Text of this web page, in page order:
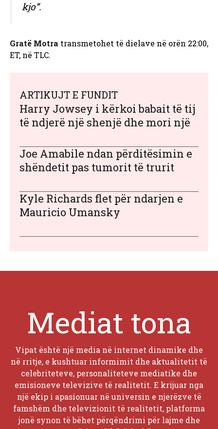
kjo”.
Gratë Motra transmetohet të dielave në orën 22:00,
ET, në TLC.
ARTIKUJT E FUNDIT
Harry Jowsey i kërkoi babait të tij
të ndjerë një shenjë dhe mori një
Joe Amabile ndan përditësimin e
shëndetit pas tumorit të trurit
Kyle Richards flet për ndarjen e
Mauricio Umansky
Mediat tona
Vipat është një media në internet dinamike dhe
në rritje, e kushtuar informimit dhe aktualitetit të
celebriteteve, personaliteteve mediatike dhe
emisioneve televizive të realitetit. E krijuar nga
një ekip i apasionuar në universin e njerëzve të
famshëm dhe televizionit të realitetit, platforma
jonë synon të bëhet përqëndrimi për lajme dhe